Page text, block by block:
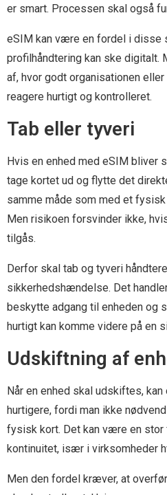
er smart. Processen skal også
eSIM kan være en fordel i disse
profilhåndtering kan ske
af, hvor godt organisationen
reagere hurtigt og kontrolleret.
Tab eller tyveri
Hvis en enhed med eSIM bliver
tage kortet ud og flytte det
samme måde som med et
Men risikoen forsvinder ikke,
tilgås.
Derfor skal tab og tyveri
sikkerhedshændelse. Det
beskytte adgang til enheden og
hurtigt kan komme videre på en
Udskiftning af
Når en enhed skal udskiftes,
hurtigere, fordi man ikke
fysisk kort. Det kan være en
kontinuitet, især i virksomheder
Men den fordel kræver, at